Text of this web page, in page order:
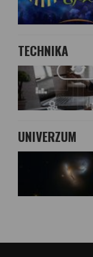
TECHNIKA
UNIVERZUM